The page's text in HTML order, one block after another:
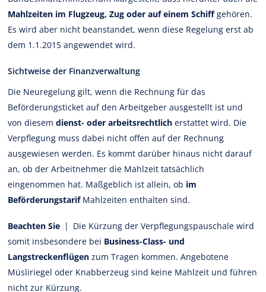
Mahlzeiten im Flugzeug, Zug oder auf einem Schiffgehören.
Es wird aber nicht beanstandet, wenn diese Regelung erst ab
dem 1.1.2015 angewendet wird.
Sichtweise der Finanzverwaltung
Die Neuregelung gilt, wenn die Rechnung für das
Beförderungsticket auf den Arbeitgeber ausgestellt ist und
von diesemdienst- oder arbeitsrechtlich erstattet wird. Die
Verpflegung muss dabei nicht offen auf der Rechnung
ausgewiesen werden. Es kommt darüber hinaus nicht darauf
an, ob der Arbeitnehmer die Mahlzeit tatsächlich
eingenommen hat. Maßgeblich ist allein, ob im
BeförderungstarifMahlzeiten enthalten sind.
Beachten Sie | Die Kürzung der Verpflegungspauschale wird
somit insbesondere bei Business-Class- und
Langstreckenflügen zum Tragen kommen. Angebotene
Müsliriegel oder Knabberzeug sind keine Mahlzeit und führen
nicht zur Kürzung.